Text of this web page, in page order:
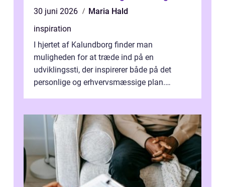
30 juni 2026
Maria Hald
inspiration
I hjertet af Kalundborg finder man
muligheden for at træde ind på en
udviklingssti, der inspirerer både på det
personlige og erhvervsmæssige plan.